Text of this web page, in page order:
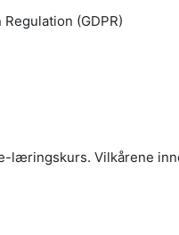
(GDPR)
læringskurs. Vilkårene